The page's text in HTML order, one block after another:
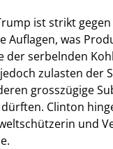
ist strikt gegen
Auflagen, was
der serbelnden
zulasten der
grosszügige
Clinton
und